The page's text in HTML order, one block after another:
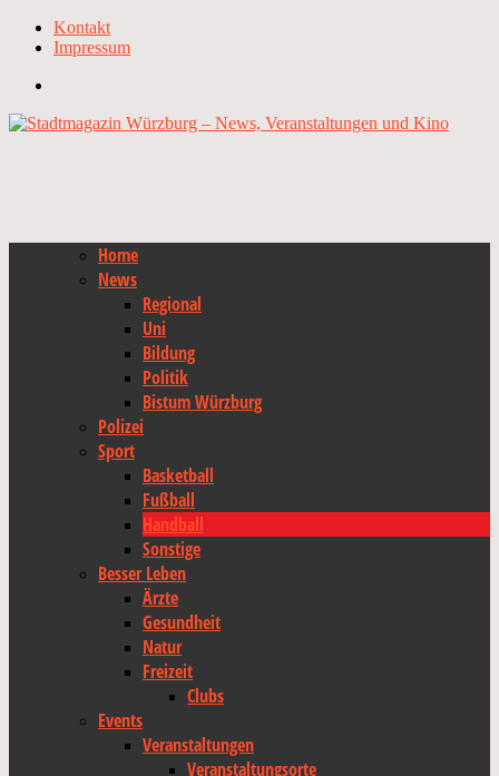
Kontakt
Impressum
Home
News
Regional
Uni
Bildung
Politik
Bistum Würzburg
Polizei
Sport
Basketball
Fußball
Handball
Sonstige
Besser Leben
Ärzte
Gesundheit
Natur
Freizeit
Clubs
Events
Veranstaltungen
Veranstaltungsorte